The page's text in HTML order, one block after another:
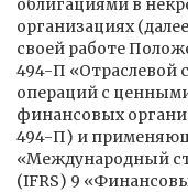
облигациями в
организациях
своей работе
494-П «Отраслевой
операций с
финансовых
494-П) и
«Международный
(IFRS) 9